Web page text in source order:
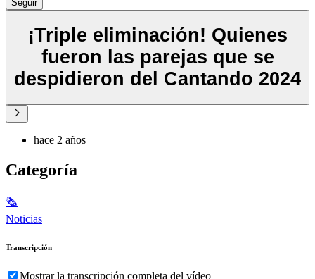
Seguir
¡Triple eliminación! Quienes
fueron las parejas que se
despidieron del Cantando 2024
hace 2 años
Categoría
🗞
Noticias
Transcripción
Mostrar la transcripción completa del vídeo